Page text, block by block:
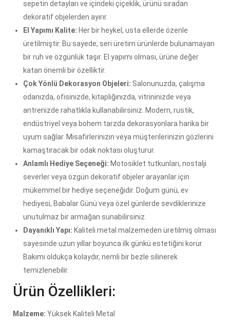
sepetin detayları ve içindeki çiçeklik, ürünü sıradan
dekoratif objelerden ayırır.
El Yapımı Kalite: Her bir heykel, usta ellerde özenle
üretilmiştir. Bu sayede, seri üretim ürünlerde bulunamayan
bir ruh ve özgünlük taşır. El yapımı olması, ürüne değer
katan önemli bir özelliktir.
Çok Yönlü Dekorasyon Objeleri: Salonunuzda, çalışma
odanızda, ofisinizde, kitaplığınızda, vitrininizde veya
antrenizde rahatlıkla kullanabilirsiniz. Modern, rustik,
endüstriyel veya bohem tarzda dekorasyonlara harika bir
uyum sağlar. Misafirlerinizin veya müşterilerinizin gözlerini
kamaştıracak bir odak noktası oluşturur.
Anlamlı Hediye Seçeneği: Motosiklet tutkunları, nostalji
severler veya özgün dekoratif objeler arayanlar için
mükemmel bir hediye seçeneğidir. Doğum günü, ev
hediyesi, Babalar Günü veya özel günlerde sevdiklerinize
unutulmaz bir armağan sunabilirsiniz.
Dayanıklı Yapı: Kaliteli metal malzemeden üretilmiş olması
sayesinde uzun yıllar boyunca ilk günkü estetiğini korur.
Bakımı oldukça kolaydır, nemli bir bezle silinerek
temizlenebilir.
Ürün Özellikleri:
Malzeme: Yüksek Kaliteli Metal